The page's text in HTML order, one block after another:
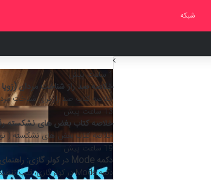
شبکه
1 ساعت پیش
خلاصه صد راز شناخت مردان
خلاصه کتاب صد راز برای شناخت
13 ساعت پیش
خلاصه کتاب بغض های نشکسته
خلاصه کتاب بغض های نشکسته (
19 ساعت پیش
دکمه Mode در کولر گازی: راهنمای جامع تنظیم حالت‌های سرمایش، گرمایش و بهینه‌سازی مصرف انرژی
دکمه Mode در کولر گازی، قلب تنظیمات عملکردی دستگاه شماست که به شما امکان می‌دهد بین حالت‌های سرمایش، گرمایش، رطوبت‌گیری،…